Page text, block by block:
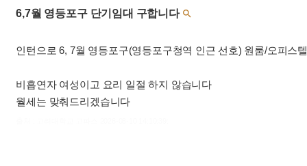
6,7월 영등포구 단기임대 구합니다 
인턴으로 6, 7월 영등포구(영등포구청역 인근 선호) 원룸/오피스
비흡연자 여성이고 요리 일절 하지 않습니다
월세는 맞춰드리겠습니다